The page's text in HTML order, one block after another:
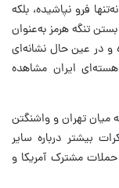
فرو نپاشیده، بلکه
تنگه هرمز به‌عنوان
و در عین حال نشانه‌ای
ایران مشاهده
میان تهران و واشنگتن
بیشتر درباره سایر
مشترک آمریکا و